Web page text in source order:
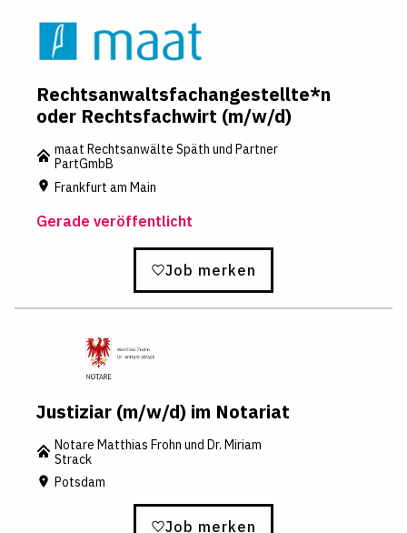
Rechtsanwaltsfachangestellte*n
oder Rechtsfachwirt (m/w/d)
maat Rechtsanwälte Späth und Partner
PartGmbB
Frankfurt am Main
Gerade veröffentlicht
Job merken
Justiziar (m/w/d) im Notariat
Notare Matthias Frohn und Dr. Miriam
Strack
Potsdam
Job merken